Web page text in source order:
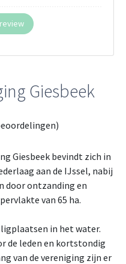
Giesbeek
Giesbeek bevindt zich in
aan de IJssel, nabij
door ontzanding en
van 65 ha.
in het water.
de leden en kortstondig
van de vereniging zijn er